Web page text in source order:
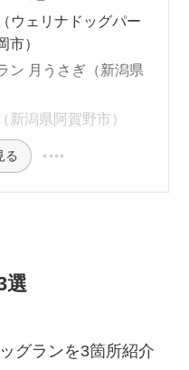
ウェリナドッグパー
市）
ン 月うさぎ（新潟県
新潟県阿賀野市）
る
選
グランを3箇所紹介